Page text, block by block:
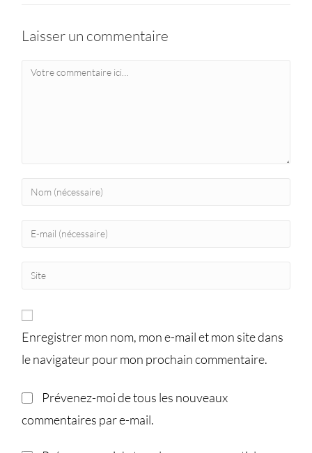
Laisser un commentaire
Enregistrer mon nom, mon e-mail et mon site dans
le navigateur pour mon prochain commentaire.
Prévenez-moi de tous les nouveaux
commentaires par e-mail.